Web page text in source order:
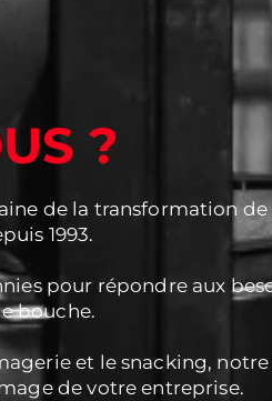
?
de la transformation
1993.
pour répondre aux
bouche.
et le snacking,
de votre entreprise.